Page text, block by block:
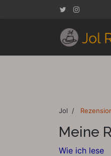
Jol
Meine
Wie ich lese